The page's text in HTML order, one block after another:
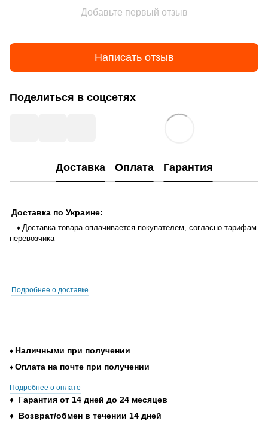
Добавьте первый отзыв
Написать отзыв
Поделиться в соцсетях
Доставка Оплата Гарантия
Доставка по Украине:
♦ Доставка товара оплачивается покупателем, согласно тарифам
перевозчика
Подробнее о доставке
♦ Наличными при получении
♦ Оплата на почте при получении
Подробнее о оплате
♦ Гарантия от 14 дней до 24 месяцев
♦ Возврат/обмен в течении 14 дней